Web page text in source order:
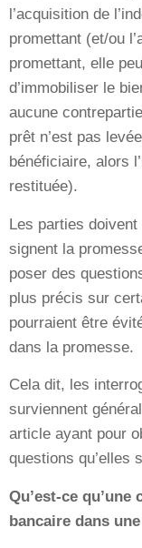
l’acquisition de
promettant (et/ou
promettant, elle
d’immobiliser le
aucune
prêt n’est pas
bénéficiaire, alors
restituée).
Les parties doivent
signent la
poser des
plus précis sur
pourraient être
dans la promesse.
Cela dit, les
surviennent
article ayant pour
questions qu’elles
Qu’est-ce
bancaire dans